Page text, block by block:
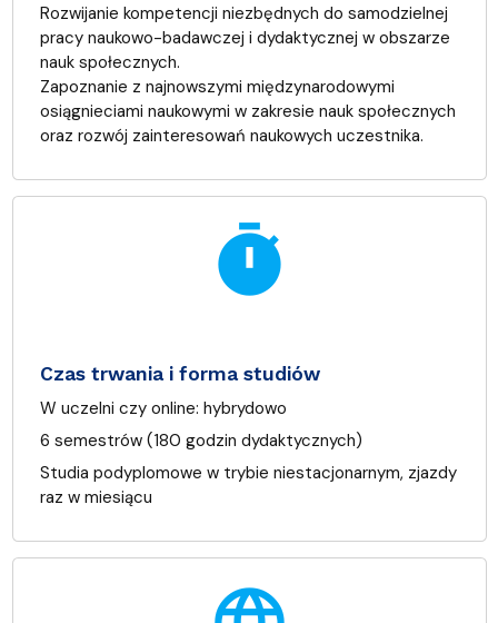
Rozwijanie kompetencji niezbędnych do samodzielnej
pracy naukowo-badawczej i dydaktycznej w obszarze
nauk społecznych.
Zapoznanie z najnowszymi międzynarodowymi
osiągnieciami naukowymi w zakresie nauk społecznych
oraz rozwój zainteresowań naukowych uczestnika.
timer
Czas trwania i forma studiów
W uczelni czy online: hybrydowo
6 semestrów (180 godzin dydaktycznych)
Studia podyplomowe w trybie niestacjonarnym, zjazdy
raz w miesiącu